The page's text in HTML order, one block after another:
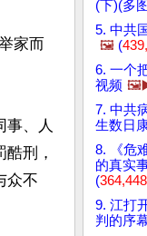
家而
事、人
刑，
众不
(下)(多
5. 中共
🖼️ (
6. 一个
视频
7. 中共
生数日
8. 《危
的真实
(364,448
9. 江打
判的序